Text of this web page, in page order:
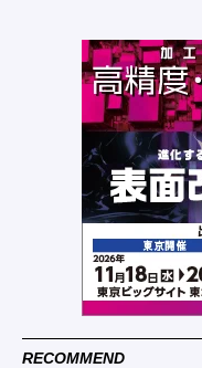
RECOMMEND